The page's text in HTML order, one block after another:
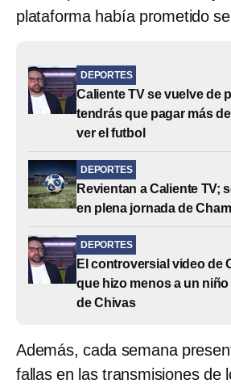
plataforma había prometido
DEPORTES
Caliente TV se vuelve de
tendrás que pagar más
ver el futbol
DEPORTES
Revientan a Caliente TV;
en plena jornada de
DEPORTES
El controversial video de
que hizo menos a un
de Chivas
Además, cada semana
fallas en las transmisiones de